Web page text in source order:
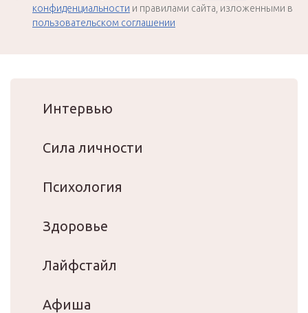
конфиденциальности и правилами сайта, изложенными в
пользовательском соглашении
Интервью
Сила личности
Психология
Здоровье
Лайфстайл
Афиша